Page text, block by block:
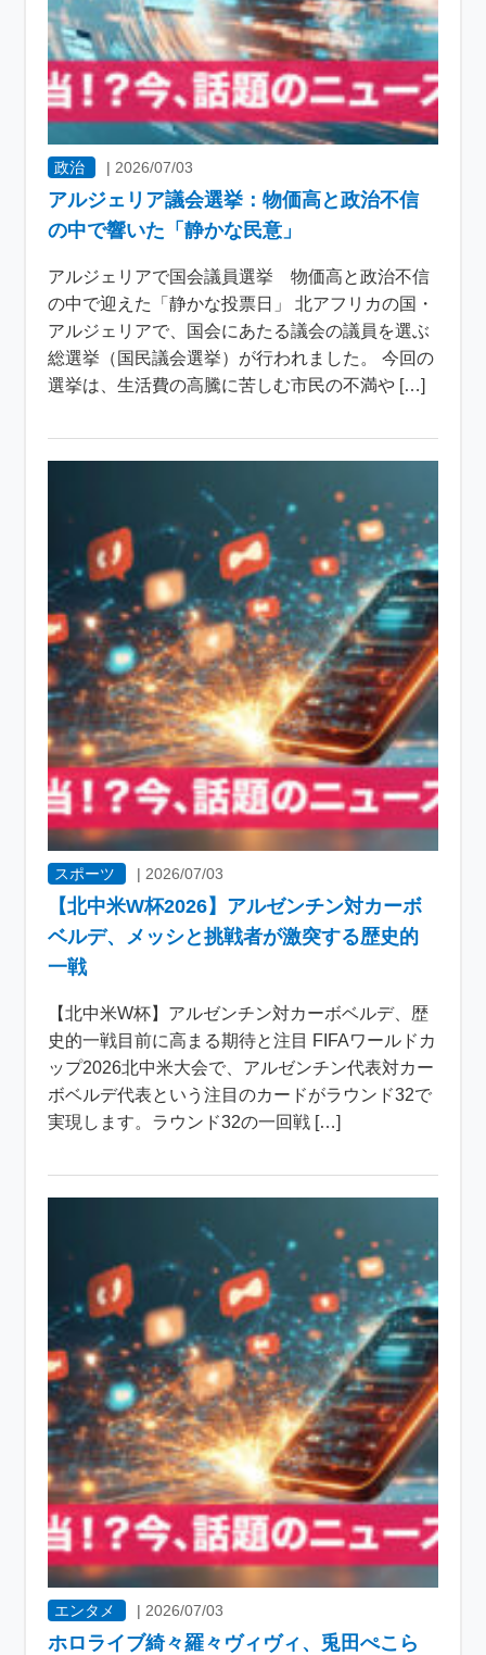
政治 | 2026/07/03
アルジェリア議会選挙：物価高と政治不信
の中で響いた「静かな民意」
アルジェリアで国会議員選挙 物価高と政治不信
の中で迎えた「静かな投票日」 北アフリカの国・
アルジェリアで、国会にあたる議会の議員を選ぶ
総選挙（国民議会選挙）が行われました。 今回の
選挙は、生活費の高騰に苦しむ市民の不満や […]
スポーツ | 2026/07/03
【北中米W杯2026】アルゼンチン対カーボ
ベルデ、メッシと挑戦者が激突する歴史的
一戦
【北中米W杯】アルゼンチン対カーボベルデ、歴
史的一戦目前に高まる期待と注目 FIFAワールドカ
ップ2026北中米大会で、アルゼンチン代表対カー
ボベルデ代表という注目のカードがラウンド32で
実現します。ラウンド32の一回戦 […]
エンタメ | 2026/07/03
ホロライブ綺々羅々ヴィヴィ、兎田ぺこら